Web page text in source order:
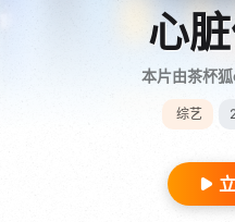
心
本片由茶杯
综艺